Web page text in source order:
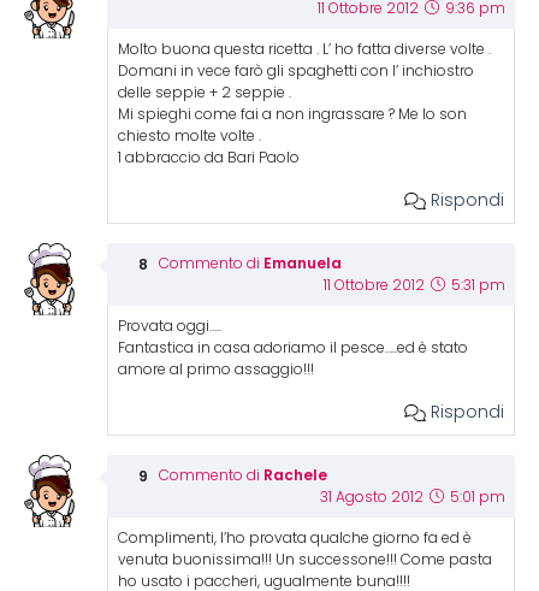
11 Ottobre 2012 9:36 pm
Molto buona questa ricetta . L’ ho fatta diverse volte .
Domani in vece farò gli spaghetti con l’ inchiostro
delle seppie + 2 seppie .
Mi spieghi come fai a non ingrassare ? Me lo son
chiesto molte volte .
1 abbraccio da Bari Paolo
Rispondi
Commento di Emanuela
11 Ottobre 2012 5:31 pm
Provata oggi…..
Fantastica in casa adoriamo il pesce…..ed è stato
amore al primo assaggio!!!
Rispondi
Commento di Rachele
31 Agosto 2012 5:01 pm
Complimenti, l’ho provata qualche giorno fa ed è
venuta buonissima!!! Un successone!!! Come pasta
ho usato i paccheri, ugualmente buna!!!!